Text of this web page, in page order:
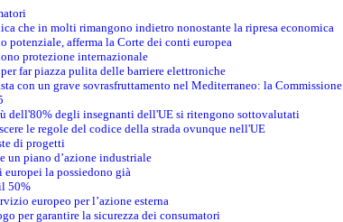
che in molti rimangono indietro nonostante la ripresa economica
potenziale, afferma la Corte dei conti europea
protezione internazionale
far piazza pulita delle barriere elettroniche
con un grave sovrasfruttamento nel Mediterraneo: la Commissione
dell'80% degli insegnanti dell'UE si ritengono sottovalutati
le regole del codice della strada ovunque nell'UE
di progetti
un piano d’azione industriale
europei la possiedono già
50%
europeo per l’azione esterna
per garantire la sicurezza dei consumatori